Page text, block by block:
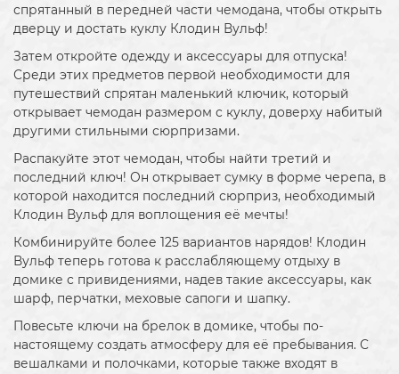
спрятанный в передней части чемодана, чтобы открыть
дверцу и достать куклу Клодин Вульф!
​Затем откройте одежду и аксессуары для отпуска!
Среди этих предметов первой необходимости для
путешествий спрятан маленький ключик, который
открывает чемодан размером с куклу, доверху набитый
другими стильными сюрпризами.
​Распакуйте этот чемодан, чтобы найти третий и
последний ключ! Он открывает сумку в форме черепа, в
которой находится последний сюрприз, необходимый
Клодин Вульф для воплощения её мечты!
​Комбинируйте более 125 вариантов нарядов! Клодин
Вульф теперь готова к расслабляющему отдыху в
домике с привидениями, надев такие аксессуары, как
шарф, перчатки, меховые сапоги и шапку.
​Повесьте ключи на брелок в домике, чтобы по-
настоящему создать атмосферу для её пребывания. С
вешалками и полочками, которые также входят в